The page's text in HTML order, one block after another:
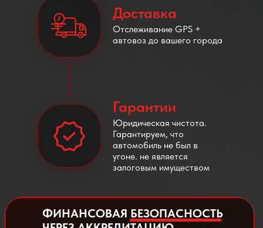
ФИНАНСОВАЯ БЕЗОПАСНОСТЬ
Доставка
Отслеживание GPS +
автовоз до вашего города
Гарантии
Юридическая чистота.
Гарантируем, что
автомобиль не был в
угоне. не является
залоговым имуществом